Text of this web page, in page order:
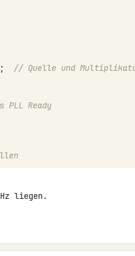
;
// Quelle und
Ready
liegen.